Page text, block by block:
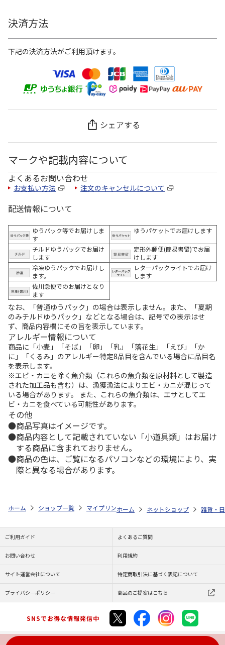
決済方法
下記の決済方法がご利用頂けます。
シェアする
マークや記載内容について
よくあるお問い合わせ
お支払い方法 注文のキャンセルについて
配送情報について
ゆうパック等でお届けしま
す
ゆうパケットでお届けします
チルドゆうパックでお届け
します
定形外郵便(簡易書留)でお届
けします
冷凍ゆうパックでお届けし
ます。
レターパックライトでお届け
します
佐川急便でのお届けとなり
ます
なお、「普通ゆうパック」の場合は表示しません。また、「夏期
のみチルドゆうパック」などとなる場合は、記号での表示はせ
ず、商品内容欄にその旨を表示しています。
アレルギー情報について
商品に「小麦」「そば」「卵」「乳」「落花生」「えび」「か
に」「くるみ」のアレルギー特定8品目を含んでいる場合に品目名
を表示します。
※エビ・カニを除く魚介類（これらの魚介類を原材料として製造
された加工品も含む）は、漁獲漁法によりエビ・カニが混じって
いる場合があります。 また、これらの魚介類は、エサとしてエ
ビ・カニを食べている可能性があります。
その他
商品写真はイメージです。
商品内容として記載されていない「小道具類」はお届け
する商品に含まれておりません。
商品の色は、ご覧になるパソコンなどの環境により、実
際と異なる場合があります。
ホーム ショップ一覧 マイプリント カーステッカー【エキゾチッ
ホーム ネットショップ 雑貨・
ご利用ガイド よくあるご質問
お問い合わせ 利用規約
サイト運営会社について 特定商取引法に基づく表記について
プライバシーポリシー 商品のご提案はこちら
SNSでお得な情報発信中